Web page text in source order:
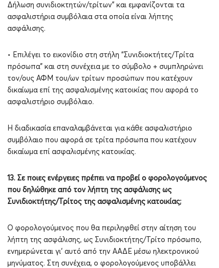
Δήλωση συνιδιοκτητών/τρίτων” και εμφανίζονται τα
ασφαλιστήρια συμβόλαια στα οποία είναι λήπτης
ασφάλισης.
• Επιλέγει το εικονίδιο στη στήλη “Συνιδιοκτήτες/Τρίτα
πρόσωπα” και στη συνέχεια με το σύμβολο + συμπληρώνει
τον/ους ΑΦΜ του/ων τρίτων προσώπων που κατέχουν
δικαίωμα επί της ασφαλισμένης κατοικίας που αφορά το
ασφαλιστήριο συμβόλαιο.
Η διαδικασία επαναλαμβάνεται για κάθε ασφαλιστήριο
συμβόλαιο που αφορά σε τρίτα πρόσωπα που κατέχουν
δικαίωμα επί ασφαλισμένης κατοικίας.
13. Σε ποιες ενέργειες πρέπει να προβεί ο φορολογούμενος
που δηλώθηκε από τον λήπτη της ασφάλισης ως
Συνιδιοκτήτης/Τρίτος της ασφαλισμένης κατοικίας;
Ο φορολογούμενος που θα περιληφθεί στην αίτηση του
λήπτη της ασφάλισης, ως Συνιδιοκτήτης/Τρίτο πρόσωπο,
ενημερώνεται γι’ αυτό από την ΑΑΔΕ μέσω ηλεκτρονικού
μηνύματος. Στη συνέχεια, ο φορολογούμενος υποβάλλει